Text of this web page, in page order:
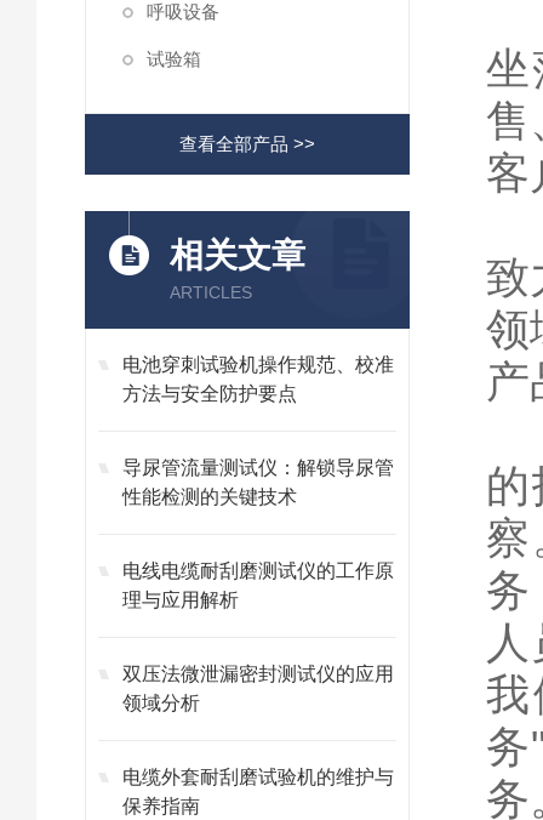
呼吸设备
试验箱
查看全部产品 >>
相关文章
ARTICLES
电池穿刺试验机操作规范、校准
方法与安全防护要点
导尿管流量测试仪：解锁导尿管
性能检测的关键技术
电线电缆耐刮磨测试仪的工作原
理与应用解析
双压法微泄漏密封测试仪的应用
领域分析
电缆外套耐刮磨试验机的维护与
保养指南
坐
售
客
致
领
产
察
务
我
务